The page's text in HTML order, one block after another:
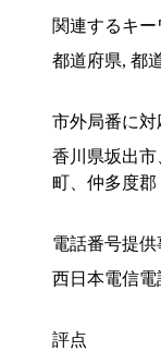
関連するキー
都道府県, 都
市外局番に
香川県坂出
町、仲多度郡
電話番号提供
西日本電信電
評点